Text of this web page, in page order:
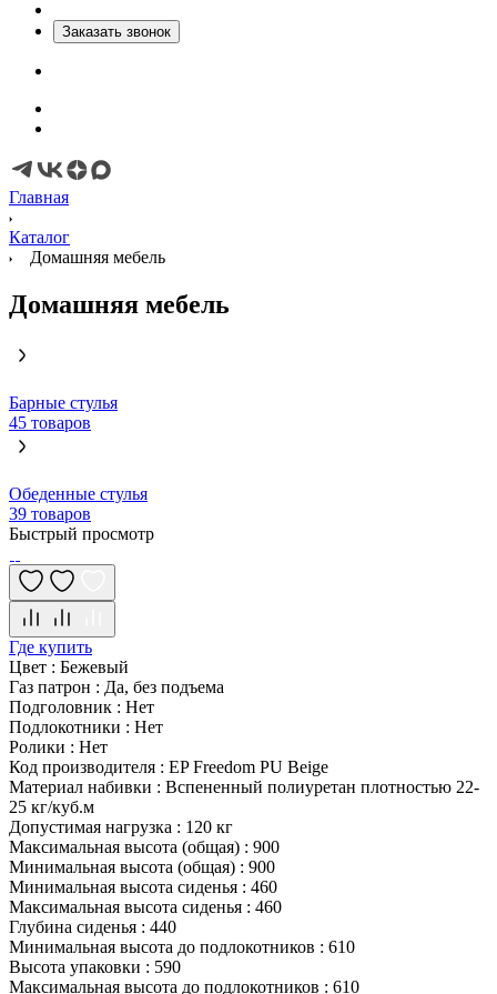
Заказать звонок
Главная
Каталог
Домашняя мебель
Домашняя мебель
Барные стулья
45 товаров
Обеденные стулья
39 товаров
Быстрый просмотр
Где купить
Цвет : Бежевый
Газ патрон : Да, без подъема
Подголовник : Нет
Подлокотники : Нет
Ролики : Нет
Код производителя : EP Freedom PU Beige
Материал набивки : Вспененный полиуретан плотностью 22-
25 кг/куб.м
Допустимая нагрузка : 120 кг
Максимальная высота (общая) : 900
Минимальная высота (общая) : 900
Минимальная высота сиденья : 460
Максимальная высота сиденья : 460
Глубина сиденья : 440
Минимальная высота до подлокотников : 610
Высота упаковки : 590
Максимальная высота до подлокотников : 610